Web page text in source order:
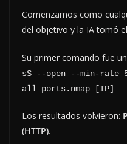
Comenzamos como
del objetivo y la IA tomó
Su primer comando fue un
sS --open --min-rate
all_ports.nmap [IP]
Los resultados volvieron:
(HTTP).